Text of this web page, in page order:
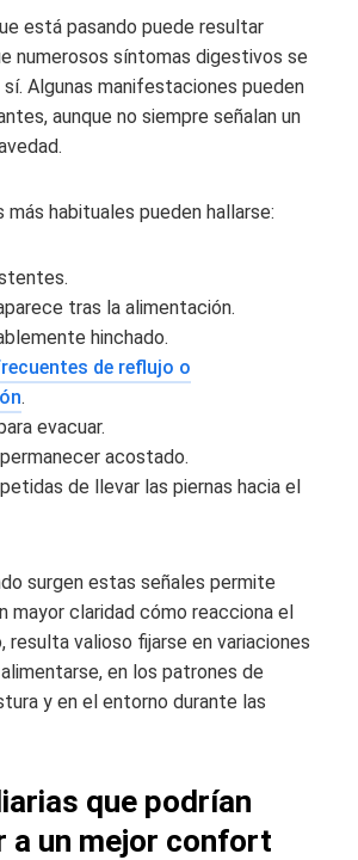
está pasando puede resultar
numerosos síntomas digestivos se
Algunas manifestaciones pueden
aunque no siempre señalan un
más habituales pueden hallarse:
tras la alimentación.
hinchado.
de reflujo o
.
evacuar.
acostado.
de llevar las piernas hacia el
surgen estas señales permite
mayor claridad cómo reacciona el
resulta valioso fijarse en variaciones
en los patrones de
y en el entorno durante las
que podrían
a un mejor confort